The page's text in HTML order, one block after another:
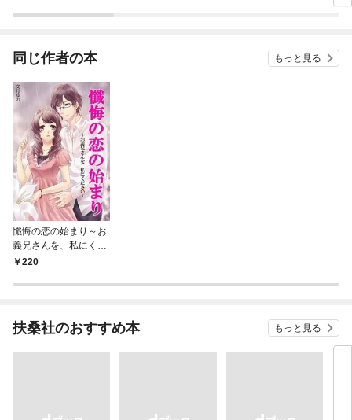
今
同じ作者の本 もっと見る
懺悔の恋の始まり～お
義兄さんを、私にくだ
さい～
220
扶桑社のおすすめ本 もっと見る